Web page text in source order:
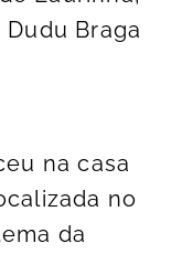
Braga
na casa
no
da